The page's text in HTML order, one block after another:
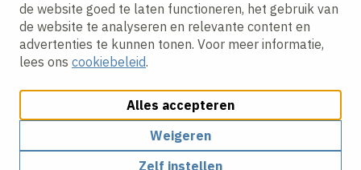
de website goed te laten functioneren, het gebruik van
de website te analyseren en relevante content en
advertenties te kunnen tonen. Voor meer informatie,
lees ons cookiebeleid.
Alles accepteren
Weigeren
Zelf instellen
Cookies aanpassenCookie beleidPrivacy policy
Algemene inkoopvoorwaarden